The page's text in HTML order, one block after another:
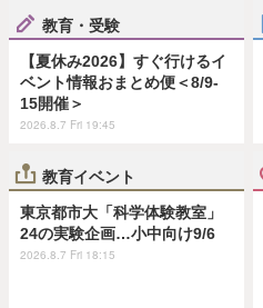
教育・受験
【夏休み2026】すぐ行けるイ
ベント情報おまとめ便＜8/9-
15開催＞
2026.8.7 Fri 19:45
教育イベント
東京都市大「科学体験教室」
24の実験企画…小中向け9/6
2026.8.7 Fri 18:15